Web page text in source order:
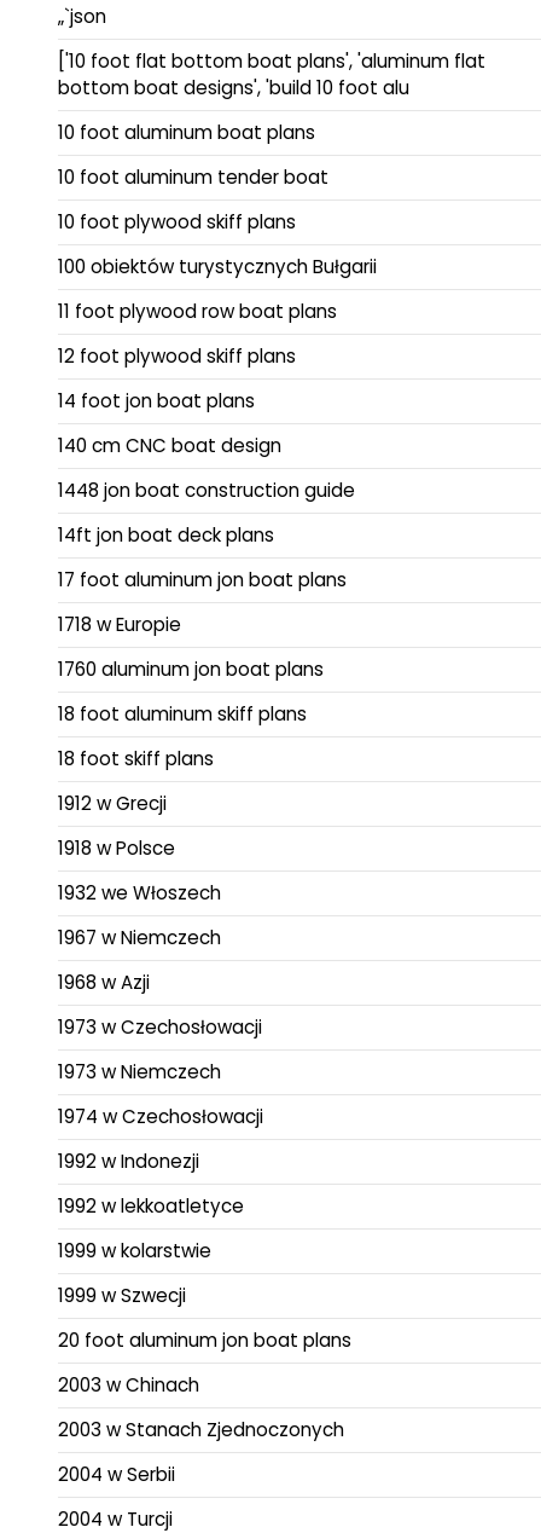
„`json
['10 foot flat bottom boat plans', 'aluminum flat
bottom boat designs', 'build 10 foot alu
10 foot aluminum boat plans
10 foot aluminum tender boat
10 foot plywood skiff plans
100 obiektów turystycznych Bułgarii
11 foot plywood row boat plans
12 foot plywood skiff plans
14 foot jon boat plans
140 cm CNC boat design
1448 jon boat construction guide
14ft jon boat deck plans
17 foot aluminum jon boat plans
1718 w Europie
1760 aluminum jon boat plans
18 foot aluminum skiff plans
18 foot skiff plans
1912 w Grecji
1918 w Polsce
1932 we Włoszech
1967 w Niemczech
1968 w Azji
1973 w Czechosłowacji
1973 w Niemczech
1974 w Czechosłowacji
1992 w Indonezji
1992 w lekkoatletyce
1999 w kolarstwie
1999 w Szwecji
20 foot aluminum jon boat plans
2003 w Chinach
2003 w Stanach Zjednoczonych
2004 w Serbii
2004 w Turcji